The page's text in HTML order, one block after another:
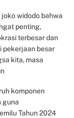
widodo bahwa
penting,
terbesar dan
pekerjaan besar
kita, masa
komponen
guna
Tahun 2024